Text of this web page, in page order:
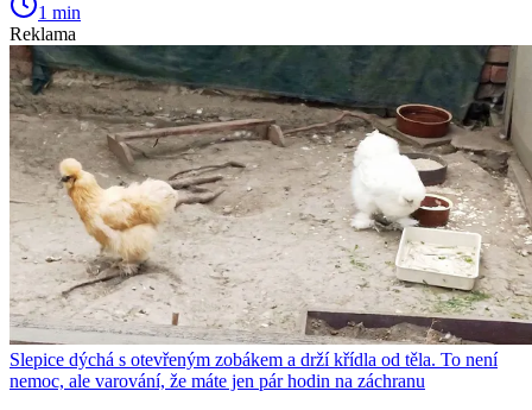
1 min
Reklama
Slepice dýchá s otevřeným zobákem a drží křídla od těla. To není
nemoc, ale varování, že máte jen pár hodin na záchranu